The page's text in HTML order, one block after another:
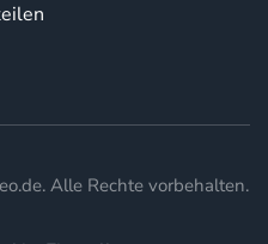
Alle Rechte vorbehalten.